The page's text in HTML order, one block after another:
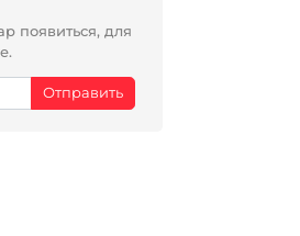
появиться, для